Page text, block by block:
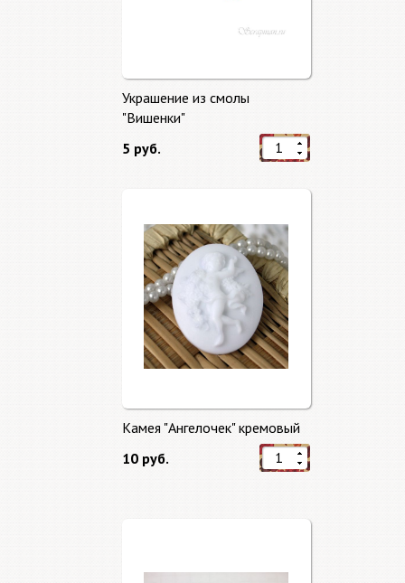
Украшение из смолы
"Вишенки"
5 руб.
Камея "Ангелочек" кремовый
10 руб.